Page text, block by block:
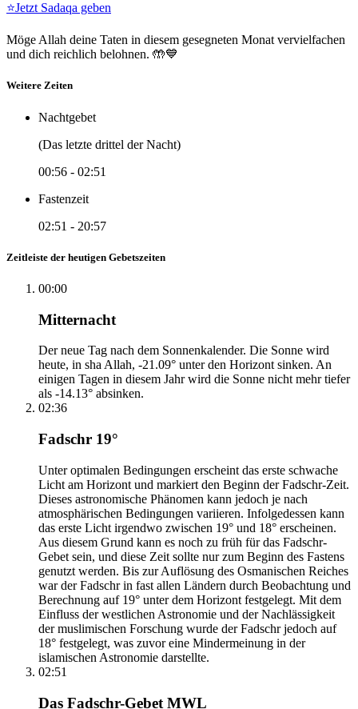
⭐Jetzt Sadaqa geben
Möge Allah deine Taten in diesem gesegneten Monat vervielfachen
und dich reichlich belohnen. 🤲💙
Weitere Zeiten
Nachtgebet
(Das letzte drittel der Nacht)
00:56 - 02:51
Fastenzeit
02:51 - 20:57
Zeitleiste der heutigen Gebetszeiten
00:00
Mitternacht
Der neue Tag nach dem Sonnenkalender. Die Sonne wird
heute, in sha Allah, -21.09° unter den Horizont sinken. An
einigen Tagen in diesem Jahr wird die Sonne nicht mehr tiefer
als -14.13° absinken.
02:36
Fadschr 19°
Unter optimalen Bedingungen erscheint das erste schwache
Licht am Horizont und markiert den Beginn der Fadschr-Zeit.
Dieses astronomische Phänomen kann jedoch je nach
atmosphärischen Bedingungen variieren. Infolgedessen kann
das erste Licht irgendwo zwischen 19° und 18° erscheinen.
Aus diesem Grund kann es noch zu früh für das Fadschr-
Gebet sein, und diese Zeit sollte nur zum Beginn des Fastens
genutzt werden. Bis zur Auflösung des Osmanischen Reiches
war der Fadschr in fast allen Ländern durch Beobachtung und
Berechnung auf 19° unter dem Horizont festgelegt. Mit dem
Einfluss der westlichen Astronomie und der Nachlässigkeit
der muslimischen Forschung wurde der Fadschr jedoch auf
18° festgelegt, was zuvor eine Mindermeinung in der
islamischen Astronomie darstellte.
02:51
Das Fadschr-Gebet MWL